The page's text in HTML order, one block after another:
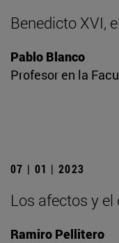
Benedicto XVI,
Pablo Blanco
Profesor en la
07 | 01 | 2023
Los afectos y
Ramiro Pellitero